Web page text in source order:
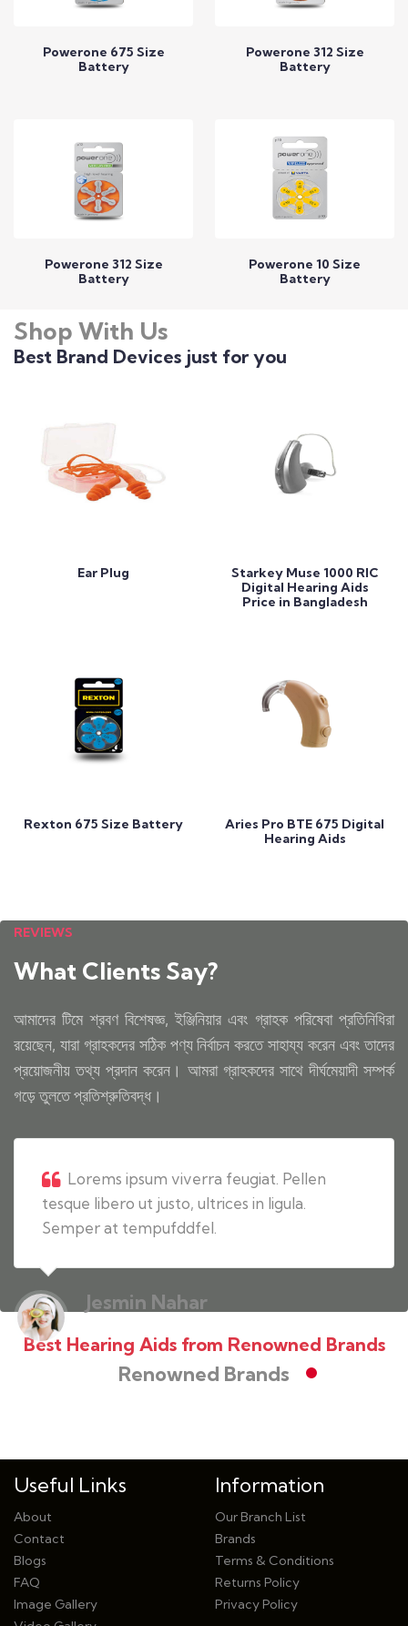
Powerone 675 Size
Battery
Powerone 312 Size
Battery
Call to Expert
Powerone 312 Size
Battery
Powerone 10 Size
Battery
Shop With Us
Best Brand Devices just for you
Ear Plug
Starkey Muse 1000 RIC
Digital Hearing Aids
Price in Bangladesh
Rexton 675 Size Battery
Aries Pro BTE 675 Digital
Hearing Aids
REVIEWS
What Clients Say?
আমাদের টিমে শ্রবণ বিশেষজ্ঞ, ইঞ্জিনিয়ার এবং গ্রাহক পরিষেবা প্রতিনিধিরা
রয়েছেন, যারা গ্রাহকদের সঠিক পণ্য নির্বাচন করতে সাহায্য করেন এবং তাদের
প্রয়োজনীয় তথ্য প্রদান করেন। আমরা গ্রাহকদের সাথে দীর্ঘমেয়াদী সম্পর্ক
গড়ে তুলতে প্রতিশ্রুতিবদ্ধ।
Lorems ipsum viverra feugiat. Pellen
tesque libero ut justo, ultrices in ligula.
Semper at tempufddfel.
Jesmin Nahar
Best Hearing Aids from Renowned Brands
Renowned Brands
Useful Links
About
Contact
Blogs
FAQ
Image Gallery
Information
Our Branch List
Brands
Terms & Conditions
Returns Policy
Privacy Policy